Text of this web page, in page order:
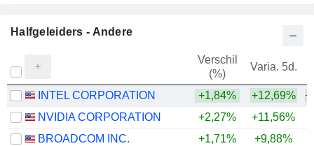
Halfgeleiders - Andere
Verschil
(%)
Varia. 5d.
INTEL CORPORATION +1,84% +12,69%
NVIDIA CORPORATION
+2,27% +11,56%
BROADCOM INC.
+1,71% +9,88%